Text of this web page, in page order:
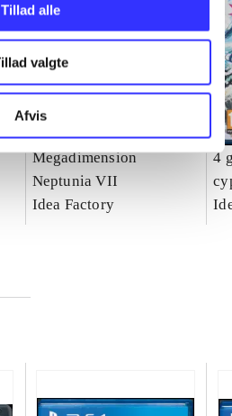
Tillad alle
valgte
Afvis
Megadimension
Neptunia VII
Idea Factory
4